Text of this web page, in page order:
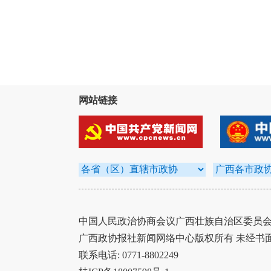
网站链接
中国人民政治协商会议广西壮族自治区委员
广西政协报社新闻网络中心版权所有 未经书
联系电话: 0771-8802249